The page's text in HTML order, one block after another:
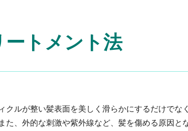
トメント法
クルが整い髪表面を美しく滑らかにするだけでな
た、外的な刺激や紫外線など、髪を傷める原因と